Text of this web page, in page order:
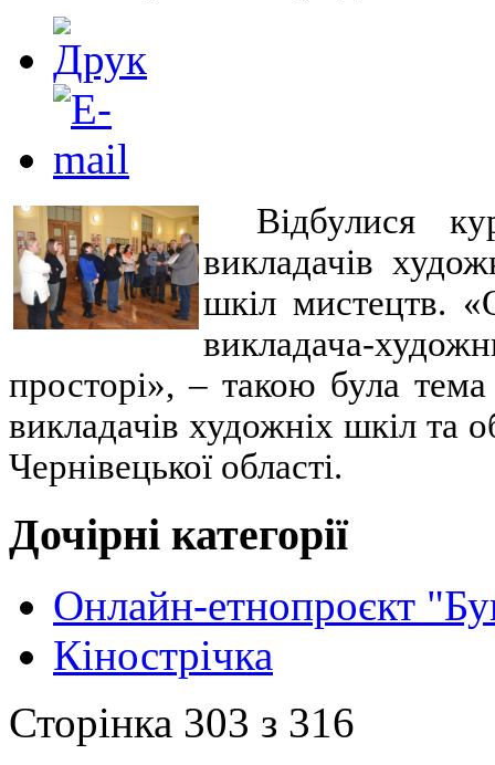
Відбулися
викладачів
шкіл мистецтв.
викладача-
просторі», – такою була тема
викладачів художніх шкіл та
Чернівецької області.
Дочірні категорії
Онлайн-етнопроєкт
Кінострічка
Сторінка 303 з 316